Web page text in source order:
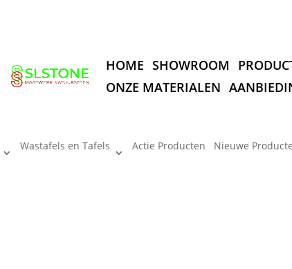
HOME SHOWROOM
ONZE MATERIALEN
Wastafels en Tafels Actie Producten Nieuwe